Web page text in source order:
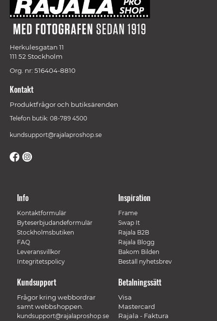
Herkulesgatan 11
111 52 Stockholm
Org. nr: 516404-8810
Kontakt
Produktfrågor och butiksärenden
Telefon butik: 08-789 4500
kundsupport@rajalaproshop.se
Info
Kontaktformulär
Byteserbjudandeformulär
Stockholmsbutiken
FAQ
Leveransvillkor
Integritetspolicy
Inspiration
Frame
Swap It
Rajala B2B
Rajala Blogg
Bakom Bilden
Beställ nyhetsbrev
Betalningssätt
Visa
Mastercard
Rajala - Faktura
Kundsupport
Frågor kring webbordrar
samt webbshoppen.
kundsupport@rajalaproshop.se